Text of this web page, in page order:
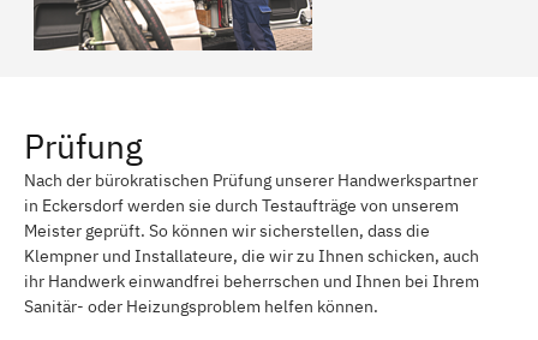
Prüfung
Nach der bürokratischen Prüfung unserer Handwerkspartner
in Eckersdorf werden sie durch Testaufträge von unserem
Meister geprüft. So können wir sicherstellen, dass die
Klempner und Installateure, die wir zu Ihnen schicken, auch
ihr Handwerk einwandfrei beherrschen und Ihnen bei Ihrem
Sanitär- oder Heizungsproblem helfen können.